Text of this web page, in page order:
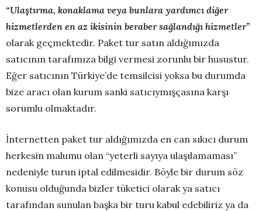
“Ulaştırma, konaklama veya bunlara yardımcı diğer
hizmetlerden en az ikisinin beraber sağlandığı hizmetler”
olarak geçmektedir. Paket tur satın aldığımızda
satıcının tarafımıza bilgi vermesi zorunlu bir husustur.
Eğer satıcının Türkiye’de temsilcisi yoksa bu durumda
bize aracı olan kurum sanki satıcıymışçasına karşı
sorumlu olmaktadır.
İnternetten paket tur aldığımızda en can sıkıcı durum
herkesin malumu olan “yeterli sayıya ulaşılamaması”
nedeniyle turun iptal edilmesidir. Böyle bir durum söz
konusu olduğunda bizler tüketici olarak ya satıcı
tarafından sunulan başka bir turu kabul edebiliriz ya da